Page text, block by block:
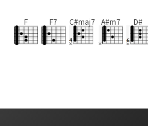
F F7 C#maj7 A#m7 D#